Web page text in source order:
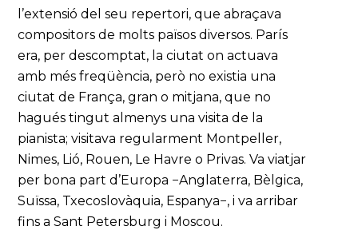
l’extensió del seu repertori, que abraçava
compositors de molts països diversos. París
era, per descomptat, la ciutat on actuava
amb més freqüència, però no existia una
ciutat de França, gran o mitjana, que no
hagués tingut almenys una visita de la
pianista; visitava regularment Montpeller,
Nimes, Lió, Rouen, Le Havre o Privas. Va viatjar
per bona part d’Europa −Anglaterra, Bèlgica,
Suïssa, Txecoslovàquia, Espanya−, i va arribar
fins a Sant Petersburg i Moscou.